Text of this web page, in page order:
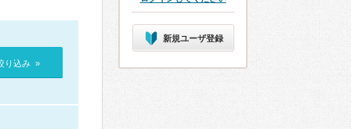
り込み »
新規ユーザ登録